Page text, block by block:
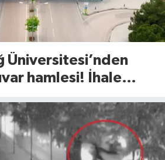
Üniversitesi’nden
hamlesi! İhale